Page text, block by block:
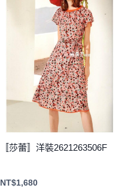
〚莎蕾〛洋裝2621263506F
NT$1,680